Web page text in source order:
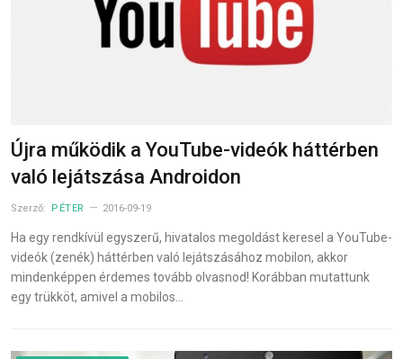
Újra működik a YouTube-videók háttérben
való lejátszása Androidon
Szerző: PÉTER 2016-09-19
Ha egy rendkívül egyszerű, hivatalos megoldást keresel a YouTube-
videók (zenék) háttérben való lejátszásához mobilon, akkor
mindenképpen érdemes tovább olvasnod! Korábban mutattunk
egy trükköt, amivel a mobilos…